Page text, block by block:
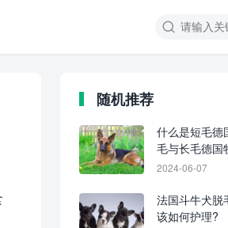
随机推荐
什么是短毛德
毛与长毛德国
2024-06-07
法国斗牛犬脱
该如何护理?